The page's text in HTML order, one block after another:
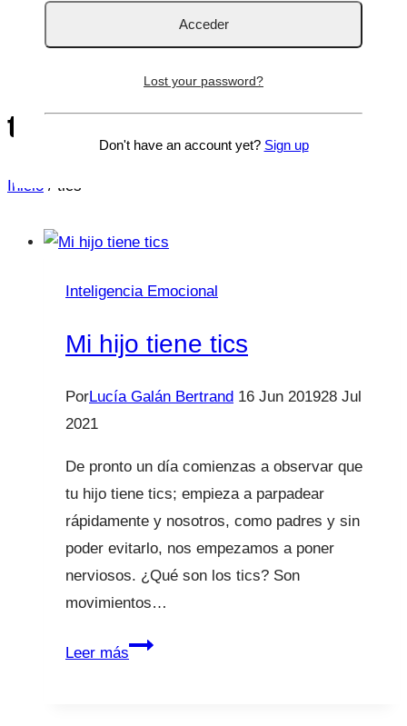
tics
Inicio / tics
Inteligencia Emocional
Mi hijo tiene tics
PorLucía Galán Bertrand 16 Jun 201928 Jul
2021
De pronto un día comienzas a observar que
tu hijo tiene tics; empieza a parpadear
rápidamente y nosotros, como padres y sin
poder evitarlo, nos empezamos a poner
nerviosos. ¿Qué son los tics? Son
movimientos…
Leer másMi
Lost your password?
Don't have an account yet? Sign up